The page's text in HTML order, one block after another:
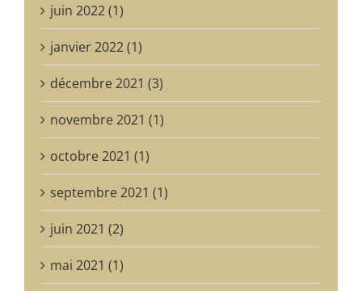
juin 2022 (1)
janvier 2022 (1)
décembre 2021 (3)
novembre 2021 (1)
octobre 2021 (1)
septembre 2021 (1)
juin 2021 (2)
mai 2021 (1)